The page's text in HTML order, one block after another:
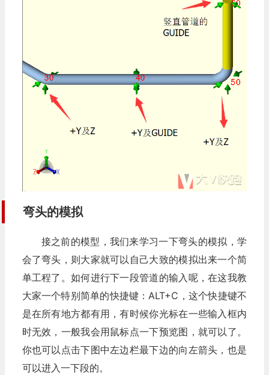
弯头的模拟
接之前的模型，我们来学习一下弯头的模拟，学
会了弯头，则大家就可以自己大致的模拟出来一个简
单工程了。如何进行下一段管道的输入呢，在这我教
大家一个特别简单的快捷键：ALT+C，这个快捷键不
是在所有地方都有用，有时候你光标在一些输入框内
时无效，一般我会用鼠标点一下预览图，就可以了。
你也可以点击下图中左边栏最下边的向左箭头，也是
可以进入一下段的。